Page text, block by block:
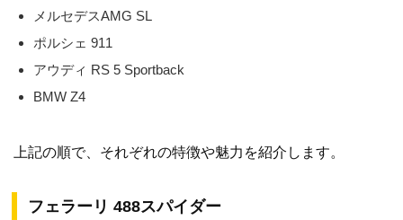
メルセデスAMG SL
ポルシェ 911
アウディ RS 5 Sportback
BMW Z4
上記の順で、それぞれの特徴や魅力を紹介します。
フェラーリ 488スパイダー